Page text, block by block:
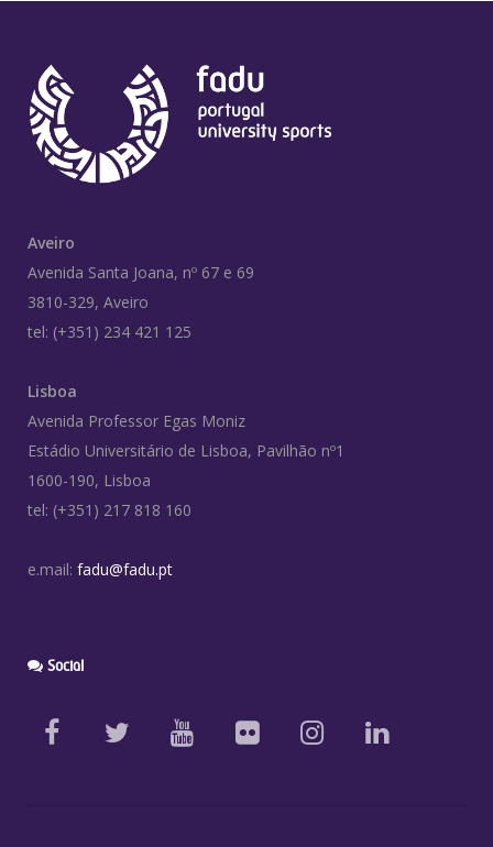
Aveiro
Avenida Santa Joana, nº 67 e 69
3810-329, Aveiro
tel: (+351) 234 421 125
Lisboa
Avenida Professor Egas Moniz
Estádio Universitário de Lisboa, Pavilhão nº1
1600-190, Lisboa
tel: (+351) 217 818 160
e.mail: fadu@fadu.pt
Social